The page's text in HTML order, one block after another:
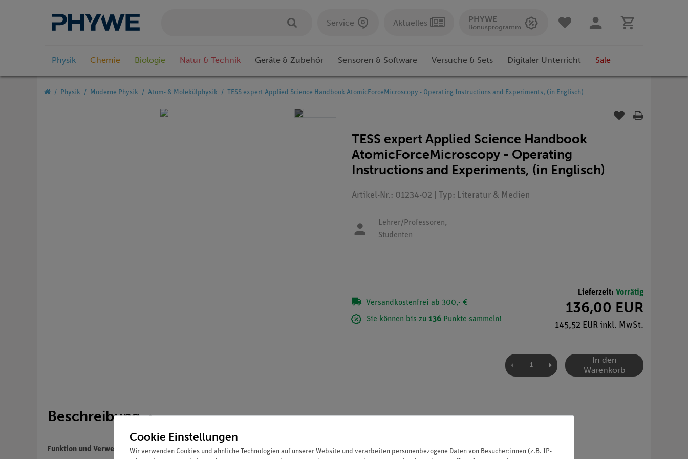
Service Aktuelles PHYWE
Bonusprogramm
Physik Chemie Biologie Natur & Technik Geräte & Zubehör Sensoren & Software Versuche & Sets Digitaler Unterricht Sale
Physik Moderne Physik Atom- & Molekülphysik TESS expert Applied Science Handbook AtomicForceMicroscopy - Operating Instructions and Experiments, (in Englisch)
TESS expert Applied Science Handbook
AtomicForceMicroscopy - Operating
Instructions and Experiments, (in Englisch)
Artikel-Nr.: 01234-02 | Typ: Literatur & Medien
Lehrer/Professoren,
Studenten
Versandkostenfrei ab 300,- €
Sie können bis zu 136 Punkte sammeln!
Lieferzeit: Vorrätig
136,00 EUR
145,52 EUR inkl. MwSt.
In den
Warenkorb
Beschreibung
Funktion und Verwendung
Cookie Einstellungen
Wir verwenden Cookies und ähnliche Technologien auf unserer Website und verarbeiten personenbezogene Daten von Besucher:innen (z.B. IP-